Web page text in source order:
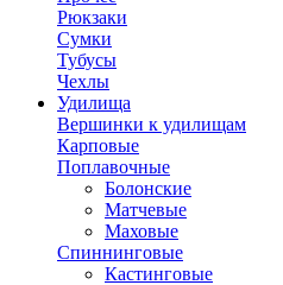
Рюкзаки
Сумки
Тубусы
Чехлы
Удилища
Вершинки к удилищам
Карповые
Поплавочные
Болонские
Матчевые
Маховые
Спиннинговые
Кастинговые